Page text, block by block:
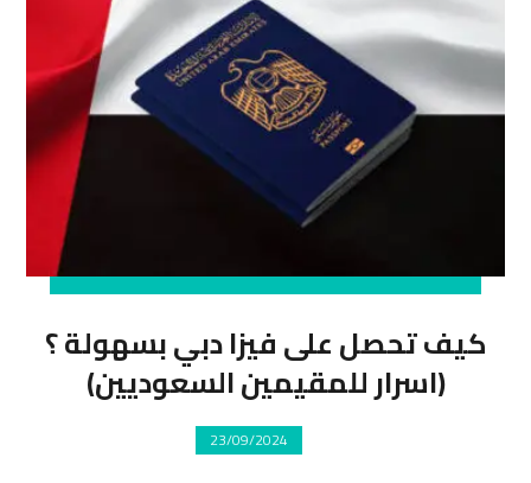
كيف تحصل على فيزا دبي بسهولة ؟
(اسرار للمقيمين السعوديين)
23/09/2024